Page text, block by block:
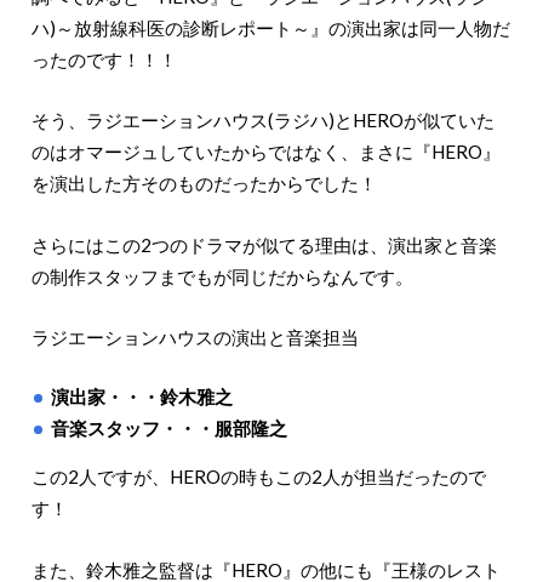
ハ)～放射線科医の診断レポート～』の演出家は同一人物だ
ったのです！！！
そう、ラジエーションハウス(ラジハ)とHEROが似ていた
のはオマージュしていたからではなく、まさに『HERO』
を演出した方そのものだったからでした！
さらにはこの2つのドラマが似てる理由は、演出家と音楽
の制作スタッフまでもが同じだからなんです。
ラジエーションハウスの演出と音楽担当
演出家・・・鈴木雅之
音楽スタッフ・・・服部隆之
この2人ですが、HEROの時もこの2人が担当だったので
す！
また、鈴木雅之監督は『HERO』の他にも『王様のレスト